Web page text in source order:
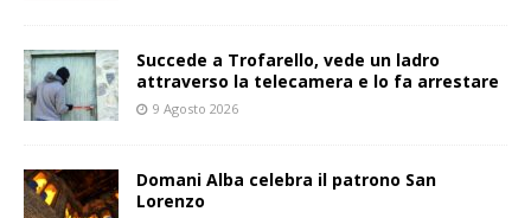
Succede a Trofarello, vede un ladro
attraverso la telecamera e lo fa arrestare
9 Agosto 2026
Domani Alba celebra il patrono San
Lorenzo